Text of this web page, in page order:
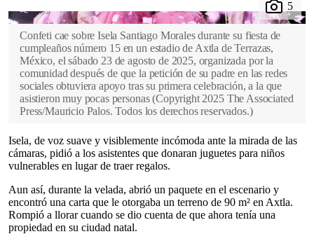
Confeti cae sobre Isela Santiago Morales durante su fiesta de
cumpleaños número 15 en un estadio de Axtla de Terrazas,
México, el sábado 23 de agosto de 2025, organizada por la
comunidad después de que la petición de su padre en las redes
sociales obtuviera apoyo tras su primera celebración, a la que
asistieron muy pocas personas (Copyright 2025 The Associated
Press/Mauricio Palos. Todos los derechos reservados.)
Isela, de voz suave y visiblemente incómoda ante la mirada de las
cámaras, pidió a los asistentes que donaran juguetes para niños
vulnerables en lugar de traer regalos.
Aun así, durante la velada, abrió un paquete en el escenario y
encontró una carta que le otorgaba un terreno de 90 m² en Axtla.
Rompió a llorar cuando se dio cuenta de que ahora tenía una
propiedad en su ciudad natal.